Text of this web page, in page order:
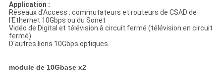
Application :
Réseaux d'Access : commutateurs et routeurs de CSAD de
l'Ethernet 10Gbps ou du Sonet
Vidéo de Digital et télévision à circuit fermé (télévision en circuit
fermé)
D'autres liens 10Gbps optiques
module de 10Gbase x2